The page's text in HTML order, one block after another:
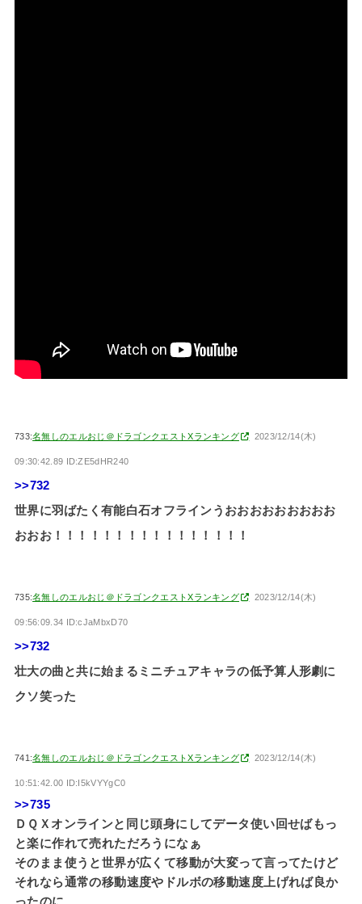
733:名無しのエルおじ＠ドラゴンクエストXランキング 2023/12/14(木)
09:30:42.89 ID:ZE5dHR240
>>732
世界に羽ばたく有能白石オフラインうおおおおおおおおお
おおお！！！！！！！！！！！！！！！！
735:名無しのエルおじ＠ドラゴンクエストXランキング 2023/12/14(木)
09:56:09.34 ID:cJaMbxD70
>>732
壮大の曲と共に始まるミニチュアキャラの低予算人形劇に
クソ笑った
741:名無しのエルおじ＠ドラゴンクエストXランキング 2023/12/14(木)
10:51:42.00 ID:I5kVYYgC0
>>735
ＤＱＸオンラインと同じ頭身にしてデータ使い回せばもっ
と楽に作れて売れただろうになぁ
そのまま使うと世界が広くて移動が大変って言ってたけど
それなら通常の移動速度やドルボの移動速度上げれば良か